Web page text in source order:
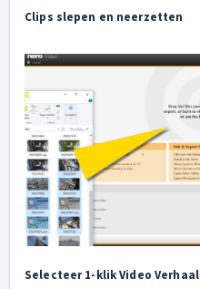
Clips slepen en neerzetten
Selecteer 1-klik Video Verhaal